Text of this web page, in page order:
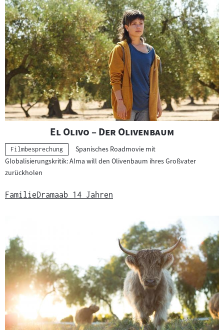
"
El Olivo – Der Olivenbaum
Kategorie:
Filmbesprechung
Spanisches Roadmovie mit
Globalisierungskritik: Alma will den Olivenbaum ihres Großvater
zurückholen
FamilieDramaab 14 Jahren